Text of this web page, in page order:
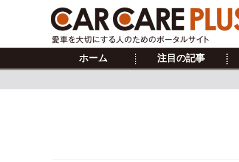
ホーム 注目の記事